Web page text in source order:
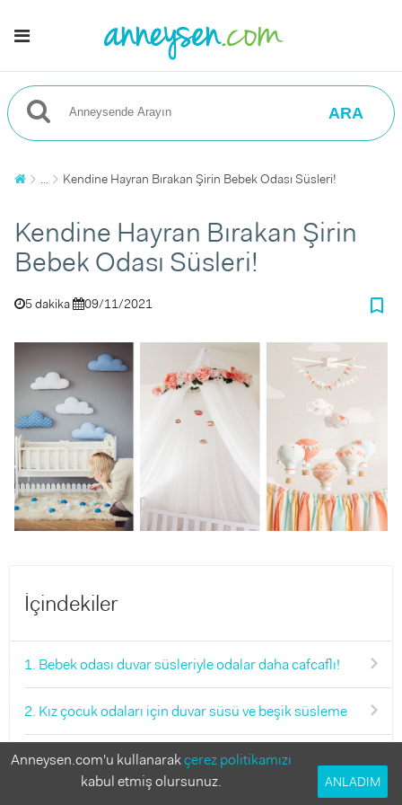
ARA
... Kendine Hayran Bırakan Şirin Bebek Odası Süsleri!
Kendine Hayran Bırakan Şirin
Bebek Odası Süsleri!
5 dakika 09/11/2021 bookmark_border
İçindekiler
1. Bebek odası duvar süsleriyle odalar daha cafcaflı!
2. Kız çocuk odaları için duvar süsü ve beşik süsleme
Anneysen.com'u kullanarakçerez politikamızı
kabul etmiş olursunuz.
ANLADIM